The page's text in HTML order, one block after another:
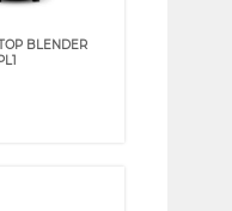
BLENDER